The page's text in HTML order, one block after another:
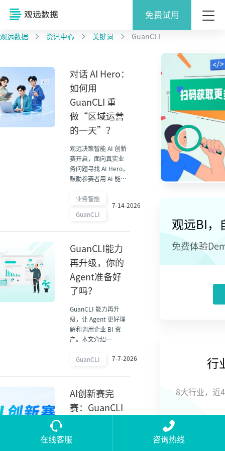
免费试用
观远数据 资讯中心 关键词 GuanCLI
对话 AI Hero：
如何用
GuanCLI 重
做“区域运营
的一天”？
观远决策智能 AI 创新
赛开启，面向真实业
务问题寻找 AI Hero，
鼓励参赛者用 AI 能力
和决策中的实际挑
业务智能
GuanCLI
7-14-2026
GuanCLI能力
再升级，你的
Agent准备好
了吗？
GuanCLI 能力再升
级，让 Agent 更好理
解和调用企业 BI 资
产。本文介绍
数据资产连接和企业
GuanCLI 7-7-2026
AI创新赛完
赛：GuanCLI
把真实业务问
观远BI，
免费体验
行
8大行业，近
在线客服 咨询热线